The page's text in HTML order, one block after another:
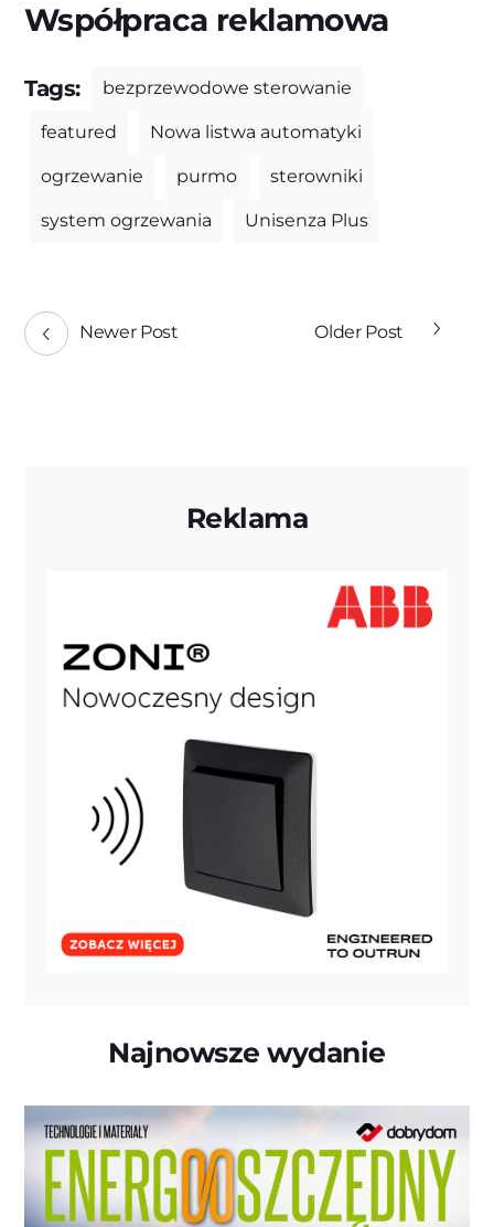
Współpraca reklamowa
Tags: bezprzewodowe sterowanie
featured Nowa listwa automatyki
ogrzewanie purmo sterowniki
system ogrzewania Unisenza Plus
Newer Post Older Post
Reklama
Najnowsze wydanie